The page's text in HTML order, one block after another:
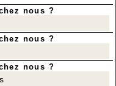
nous ?
nous ?
nous ?